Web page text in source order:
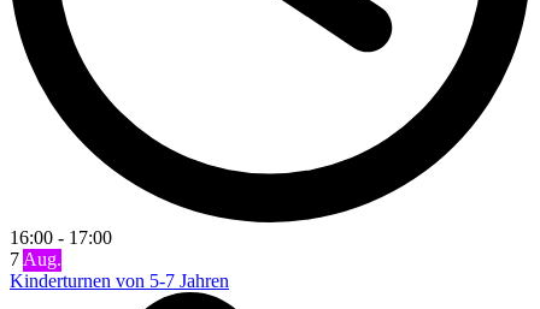
16:00 - 17:00
7Aug.
Kinderturnen von 5-7 Jahren